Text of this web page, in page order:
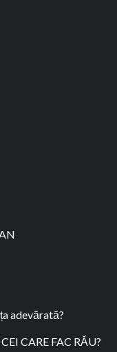
adevărată?
CARE FAC RĂU?